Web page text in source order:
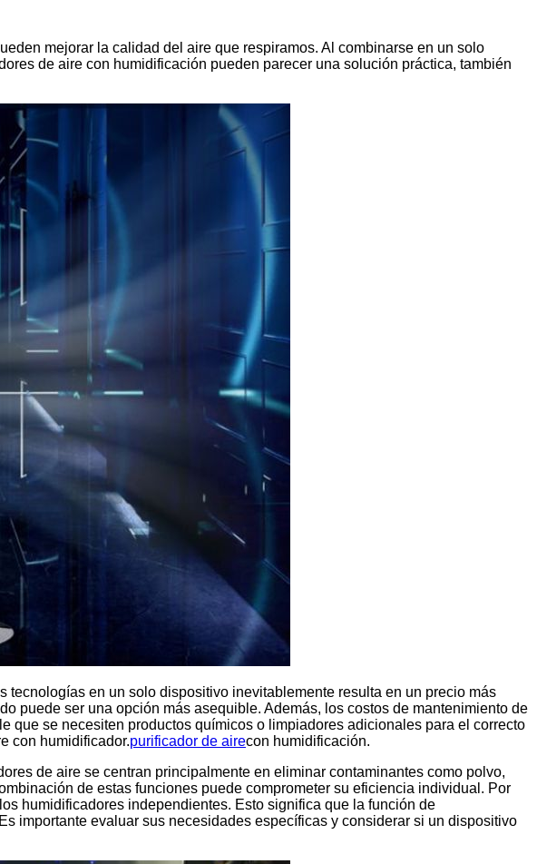
mejorar la calidad del aire que respiramos. Al combinarse en un solo
de aire con humidificación pueden parecer una solución práctica, también
en un solo dispositivo inevitablemente resulta en un precio más
puede ser una opción más asequible. Además, los costos de mantenimiento de
que se necesiten productos químicos o limpiadores adicionales para el correcto
con humidificador.purificador de airecon humidificación.
de aire se centran principalmente en eliminar contaminantes como polvo,
de estas funciones puede comprometer su eficiencia individual. Por
humidificadores independientes. Esto significa que la función de
importante evaluar sus necesidades específicas y considerar si un dispositivo